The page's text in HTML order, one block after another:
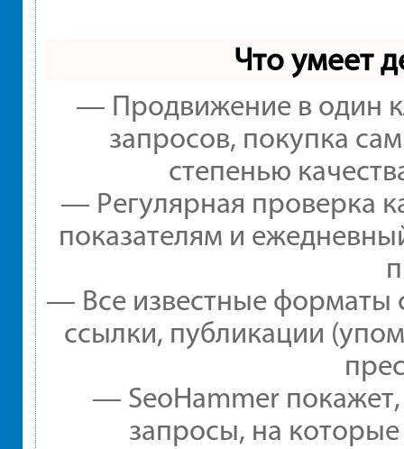
Что умеет
— Продвижение в один
запросов, покупка
степенью
— Регулярная проверка
показателям и
— Все известные форматы
ссылки, публикации
— SeoHammer покажет,
запросы, на